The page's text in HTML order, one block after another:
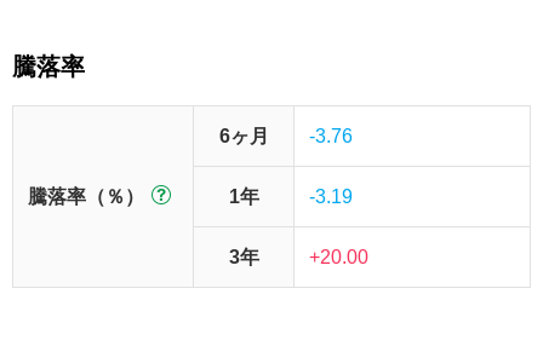
騰落率
騰落率（％）
6ヶ月 -3.76
1年 -3.19
3年 +20.00